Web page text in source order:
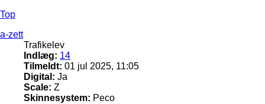
Top
a-zett
Trafikelev
Indlæg: 14
Tilmeldt: 01 jul 2025, 11:05
Digital: Ja
Scale: Z
Skinnesystem: Peco